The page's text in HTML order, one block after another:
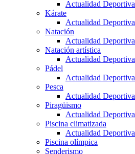
Actualidad Deportiva
Kárate
Actualidad Deportiva
Natación
Actualidad Deportiva
Natación artística
Actualidad Deportiva
Pádel
Actualidad Deportiva
Pesca
Actualidad Deportiva
Piragüismo
Actualidad Deportiva
Piscina climatizada
Actualidad Deportiva
Piscina olímpica
Senderismo